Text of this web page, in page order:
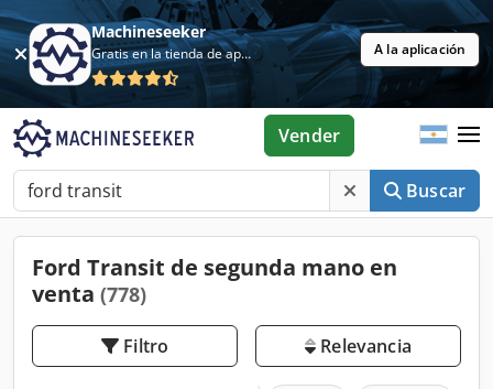
Machineseeker
Gratis en la tienda de aplicaciones A la aplicación
Buscar
Vender
Ford Transit de segunda mano en
venta (778)
Filtro Relevancia